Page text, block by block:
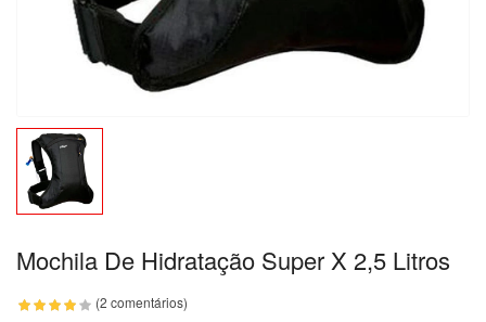
Mochila De Hidratação Super X 2,5 Litros
(2 comentários)